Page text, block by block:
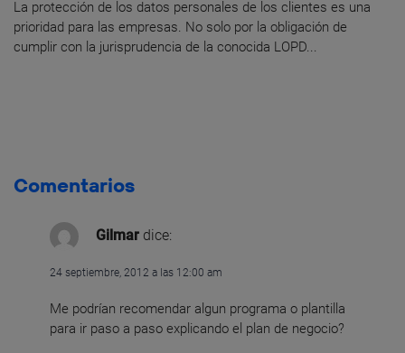
La protección de los datos personales de los clientes es una
prioridad para las empresas. No solo por la obligación de
cumplir con la jurisprudencia de la conocida LOPD...
Comentarios
Gilmar dice:
24 septiembre, 2012 a las 12:00 am
Me podrían recomendar algun programa o plantilla
para ir paso a paso explicando el plan de negocio?